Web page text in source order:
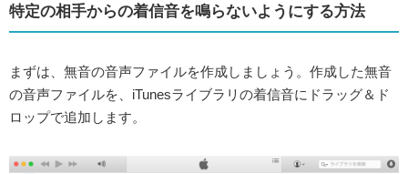
特定の相手からの着信音を鳴らないようにする方法
まずは、無音の音声ファイルを作成しましょう。作成した無音
の音声ファイルを、iTunesライブラリの着信音にドラッグ＆ド
ロップで追加します。